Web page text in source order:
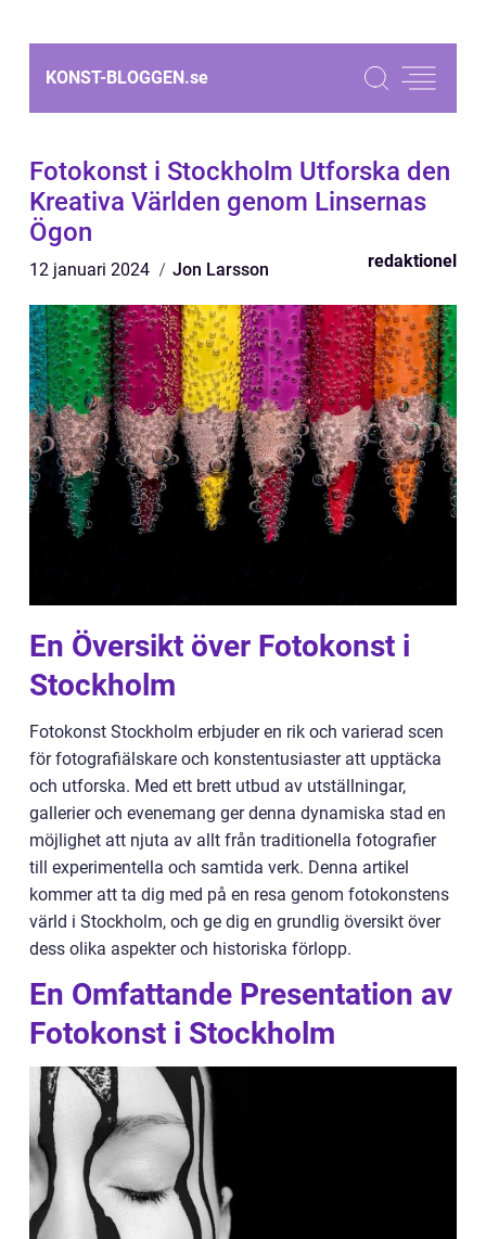
KONST-BLOGGEN.se
Fotokonst i Stockholm Utforska den
Kreativa Världen genom Linsernas
Ögon
12 januari 2024 Jon Larsson redaktionel
En Översikt över Fotokonst i
Stockholm
Fotokonst Stockholm erbjuder en rik och varierad scen
för fotografiälskare och konstentusiaster att upptäcka
och utforska. Med ett brett utbud av utställningar,
gallerier och evenemang ger denna dynamiska stad en
möjlighet att njuta av allt från traditionella fotografier
till experimentella och samtida verk. Denna artikel
kommer att ta dig med på en resa genom fotokonstens
värld i Stockholm, och ge dig en grundlig översikt över
dess olika aspekter och historiska förlopp.
En Omfattande Presentation av
Fotokonst i Stockholm